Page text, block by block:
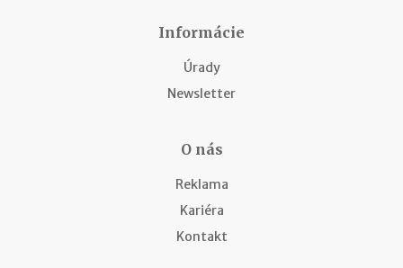
Informácie
Úrady
Newsletter
O nás
Reklama
Kariéra
Kontakt